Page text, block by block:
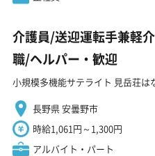
介護員/送迎運転手兼軽
職/ヘルパー・歓迎
小規模多機能サテライト 見岳荘は
長野県 安曇野市
時給1,061円～1,300円
アルバイト・パート